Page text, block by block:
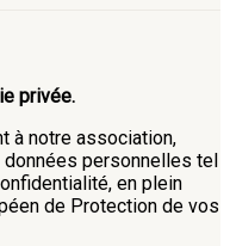
privée.
à notre association,
personnelles tel
en plein
de Protection de vos